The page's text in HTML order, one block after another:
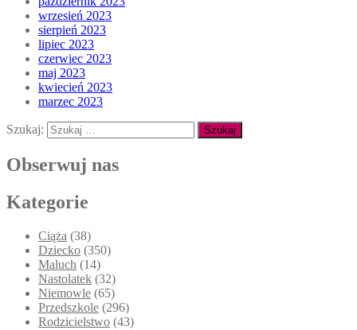
wrzesień 2023
sierpień 2023
lipiec 2023
czerwiec 2023
maj 2023
kwiecień 2023
marzec 2023
Szukaj:
Obserwuj nas
Kategorie
Ciąża (38)
Dziecko (350)
Maluch (14)
Nastolatek (32)
Niemowle (65)
Przedszkole (296)
Rodzicielstwo (43)